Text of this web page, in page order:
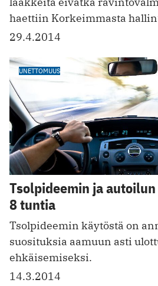
haettiin Korkeimmasta
29.4.2014
UNETTOMUUS
Tsolpideemin ja
8 tuntia
Tsolpideemin käytöstä on
suosituksia aamuun asti
ehkäisemiseksi.
14.3.2014